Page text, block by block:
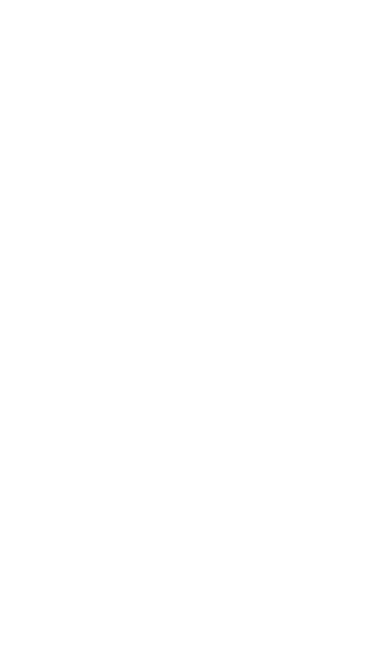
cinq minutes et deux heures, puis viennent les notes de fond
donnent le sillage.
de toilette pour enfants. Ces dernières doivent être fraîches et
tenaces. Le parfum des eaux de toilette pour enfants reste sur leur
des adultes, sept à huit heures.
la toilette. L'enfant aime sentir bon avant de partir en classe.
toute seule, alors que les petits garçons laissent leur maman